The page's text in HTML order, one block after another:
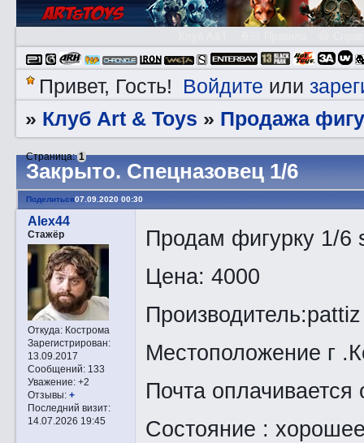
Привет, Гость! Войдите или
» Клуб Art & Toys » Продажа
Закрытo. Спецназовец 1/6
Страница:1
Поделиться07.09.2020 00:30
Alex44
Стажёр
Откуда:Кострома
Зарегистрирован:
13.09.2017
Сообщений:133
Уважение: +2
Отзывы: +
Последний визит:
14.07.2026 19:45
Продам фигурку 1/6
Цена: 4000
Местоположение г
Почта оплачивается
Состояние :